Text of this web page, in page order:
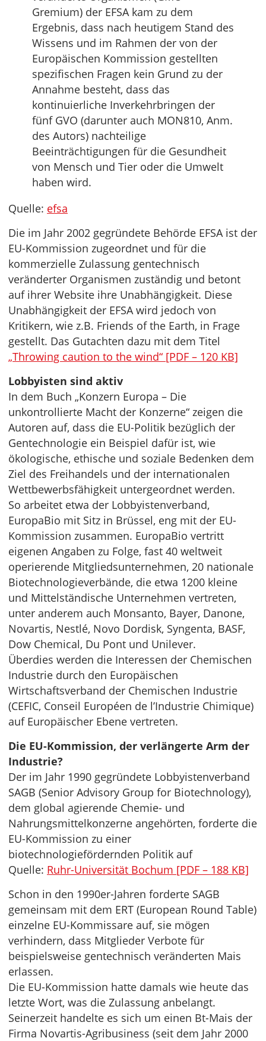
Gremium) der EFSA kam zu dem
Ergebnis, dass nach heutigem Stand des
Wissens und im Rahmen der von der
Europäischen Kommission gestellten
spezifischen Fragen kein Grund zu der
Annahme besteht, dass das
kontinuierliche Inverkehrbringen der
fünf GVO (darunter auch MON810, Anm.
des Autors) nachteilige
Beeinträchtigungen für die Gesundheit
von Mensch und Tier oder die Umwelt
haben wird.
Quelle: efsa
Die im Jahr 2002 gegründete Behörde EFSA ist der
EU-Kommission zugeordnet und für die
kommerzielle Zulassung gentechnisch
veränderter Organismen zuständig und betont
auf ihrer Website ihre Unabhängigkeit. Diese
Unabhängigkeit der EFSA wird jedoch von
Kritikern, wie z.B. Friends of the Earth, in Frage
gestellt. Das Gutachten dazu mit dem Titel
„Throwing caution to the wind“ [PDF – 120 KB]
Lobbyisten sind aktiv
In dem Buch „Konzern Europa – Die
unkontrollierte Macht der Konzerne“ zeigen die
Autoren auf, dass die EU-Politik bezüglich der
Gentechnologie ein Beispiel dafür ist, wie
ökologische, ethische und soziale Bedenken dem
Ziel des Freihandels und der internationalen
Wettbewerbsfähigkeit untergeordnet werden.
So arbeitet etwa der Lobbyistenverband,
EuropaBio mit Sitz in Brüssel, eng mit der EU-
Kommission zusammen. EuropaBio vertritt
eigenen Angaben zu Folge, fast 40 weltweit
operierende Mitgliedsunternehmen, 20 nationale
Biotechnologieverbände, die etwa 1200 kleine
und Mittelständische Unternehmen vertreten,
unter anderem auch Monsanto, Bayer, Danone,
Novartis, Nestlé, Novo Dordisk, Syngenta, BASF,
Dow Chemical, Du Pont und Unilever.
Überdies werden die Interessen der Chemischen
Industrie durch den Europäischen
Wirtschaftsverband der Chemischen Industrie
(CEFIC, Conseil Européen de l’Industrie Chimique)
auf Europäischer Ebene vertreten.
Die EU-Kommission, der verlängerte Arm der
Industrie?
Der im Jahr 1990 gegründete Lobbyistenverband
SAGB (Senior Advisory Group for Biotechnology),
dem global agierende Chemie- und
Nahrungsmittelkonzerne angehörten, forderte die
EU-Kommission zu einer
biotechnologiefördernden Politik auf
Quelle: Ruhr-Universität Bochum [PDF – 188 KB]
Schon in den 1990er-Jahren forderte SAGB
gemeinsam mit dem ERT (European Round Table)
einzelne EU-Kommissare auf, sie mögen
verhindern, dass Mitglieder Verbote für
beispielsweise gentechnisch veränderten Mais
erlassen.
Die EU-Kommission hatte damals wie heute das
letzte Wort, was die Zulassung anbelangt.
Seinerzeit handelte es sich um einen Bt-Mais der
Firma Novartis-Agribusiness (seit dem Jahr 2000